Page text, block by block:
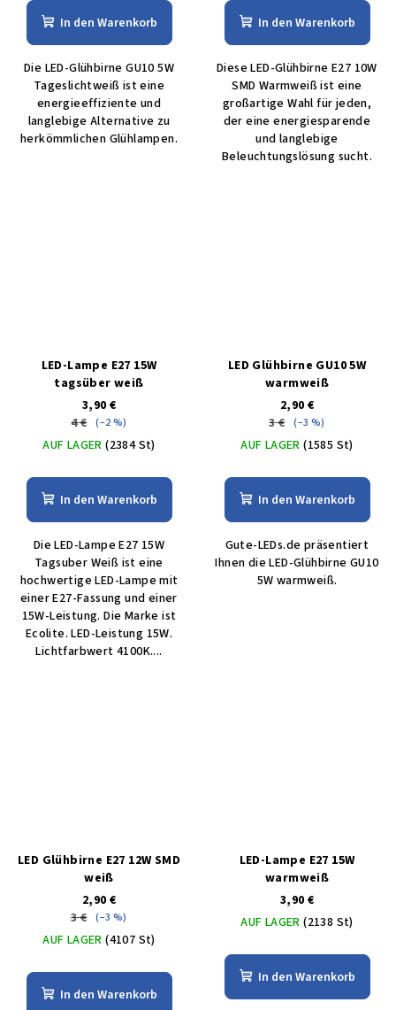
In den Warenkorb
Die LED-Glühbirne GU10 5W
Tageslichtweiß ist eine
energieeffiziente und
langlebige Alternative zu
herkömmlichen Glühlampen.
In den Warenkorb
Diese LED-Glühbirne E27 10W
SMD Warmweiß ist eine
großartige Wahl für jeden,
der eine energiesparende
und langlebige
Beleuchtungslösung sucht.
LED-Lampe E27 15W
tagsüber weiß
3,90 €
4 € (–2 %)
AUF LAGER(2384 St)
In den Warenkorb
Die LED-Lampe E27 15W
Tagsuber Weiß ist eine
hochwertige LED-Lampe mit
einer E27-Fassung und einer
15W-Leistung. Die Marke ist
Ecolite. LED-Leistung 15W.
Lichtfarbwert 4100K....
LED Glühbirne GU10 5W
warmweiß
2,90 €
3 € (–3 %)
AUF LAGER(1585 St)
In den Warenkorb
Gute-LEDs.de präsentiert
Ihnen die LED-Glühbirne GU10
5W warmweiß.
LED Glühbirne E27 12W SMD
weiß
2,90 €
3 € (–3 %)
AUF LAGER(4107 St)
In den Warenkorb
LED-Lampe E27 15W
warmweiß
3,90 €
AUF LAGER(2138 St)
In den Warenkorb